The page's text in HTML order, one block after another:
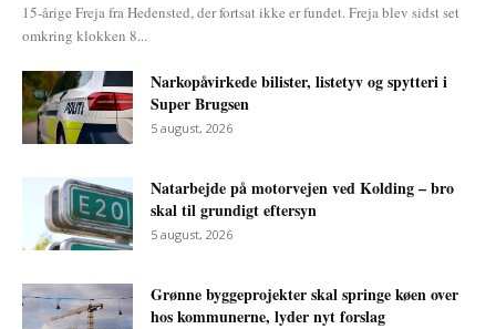
15-årige Freja fra Hedensted, der fortsat ikke er fundet. Freja blev sidst set
omkring klokken 8...
Narkopåvirkede bilister, listetyv og spytteri i
Super Brugsen
5 august, 2026
Natarbejde på motorvejen ved Kolding – bro
skal til grundigt eftersyn
5 august, 2026
Grønne byggeprojekter skal springe køen over
hos kommunerne, lyder nyt forslag